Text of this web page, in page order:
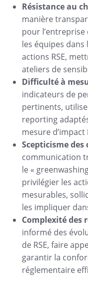
Résistance au
manière
pour
les équipes
actions RSE,
ateliers de
Difficulté à
indicateurs de
pertinents,
reporting
mesure d’impact
Scepticisme
communication
le «
privilégier les
mesurables,
les impliquer
Complexité des
informé des
de RSE, faire
garantir la
réglementaire